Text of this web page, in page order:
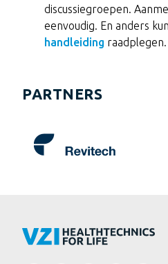
discussiegroepen.
eenvoudig. En anders
handleiding raadplegen.
PARTNERS